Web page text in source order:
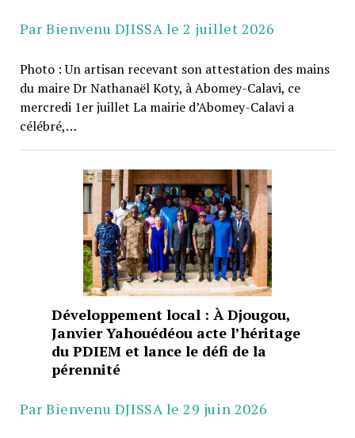
Par Bienvenu DJISSA le 2 juillet 2026
Photo : Un artisan recevant son attestation des mains
du maire Dr Nathanaël Koty, à Abomey-Calavi, ce
mercredi 1er juillet La mairie d’Abomey-Calavi a
célébré,…
Développement local : À Djougou,
Janvier Yahouédéou acte l’héritage
du PDIEM et lance le défi de la
pérennité
Par Bienvenu DJISSA le 29 juin 2026